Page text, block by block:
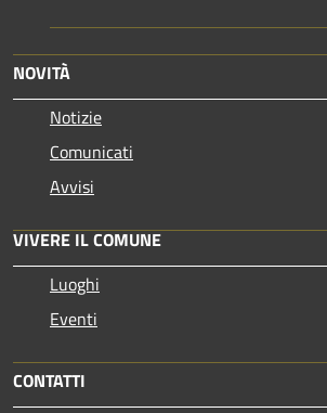
NOVITÀ
Notizie
Comunicati
Avvisi
VIVERE IL COMUNE
Luoghi
Eventi
CONTATTI